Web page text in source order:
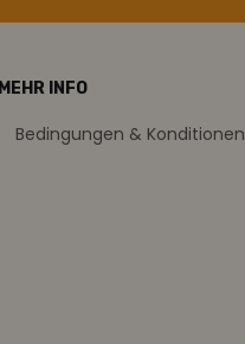
MEHR INFO
Bedingungen & Konditionen